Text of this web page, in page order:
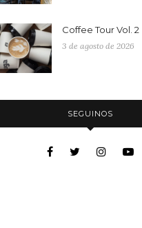
Coffee Tour Vol. 2
3 de agosto de 2026
SEGUINOS